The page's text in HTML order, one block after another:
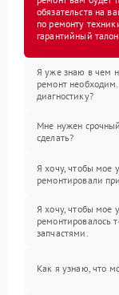
обязательств на
по ремонту
гарантийный
Я уже знаю в чем
ремонт
диагностику?
Мне нужен
сделать?
Я хочу, чтобы мое
ремонтировали
Я хочу, чтобы мое
ремонтировалось
запчастями.
Как я узнаю, что